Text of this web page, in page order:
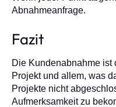
Abnahmeanfrage.
Fazit
Die Kundenabnahme ist
Projekt und allem, was
Projekte nicht
Aufmerksamkeit zu